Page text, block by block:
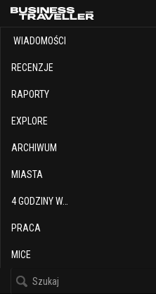
WIADOMOŚCI
RECENZJE
RAPORTY
EXPLORE
ARCHIWUM
MIASTA
4 GODZINY W…
PRACA
MICE